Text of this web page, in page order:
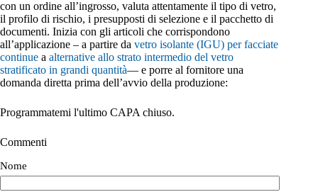
con un ordine all’ingrosso, valuta attentamente il tipo di vetro,
il profilo di rischio, i presupposti di selezione e il pacchetto di
documenti. Inizia con gli articoli che corrispondono
all’applicazione – a partire da vetro isolante (IGU) per facciate
continue a alternative allo strato intermedio del vetro
stratificato in grandi quantità— e porre al fornitore una
domanda diretta prima dell’avvio della produzione:
Programmatemi l'ultimo CAPA chiuso.
Commenti
Nome